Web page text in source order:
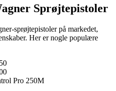
Sprøjtepistoler
sprøjtepistoler på markedet,
Her er nogle populære
Pro 250M